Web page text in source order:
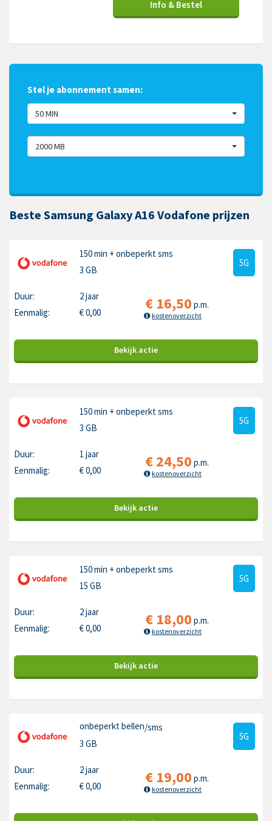
Info & Bestel
Stel je abonnement samen:
50 MIN
2000 MB
Beste Samsung Galaxy A16 Vodafone prijzen
150 min + onbeperkt sms
3 GB
5G
Duur:
2 jaar
Eenmalig:
€0,00 € 16,50 p.m.
kostenoverzicht
Bekijk actie
150 min + onbeperkt sms
3 GB
5G
Duur:
1 jaar
Eenmalig:
€0,00 €24,50 p.m.
kostenoverzicht
Bekijk actie
150 min + onbeperkt sms
15 GB
5G
Duur:
2 jaar
Eenmalig:
€0,00 € 18,00 p.m.
kostenoverzicht
Bekijk actie
onbeperkt bellen/sms
3 GB
5G
Duur:
2 jaar
Eenmalig:
€0,00 € 19,00 p.m.
kostenoverzicht